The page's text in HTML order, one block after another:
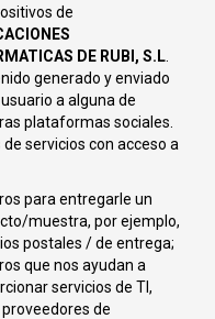
de
DE RUBI, S.L
generado y enviado
a alguna de
plataformas sociales.
servicios con acceso a
para entregarle un
muestra, por ejemplo,
postales / de entrega;
que nos ayudan a
servicios de TI,
de